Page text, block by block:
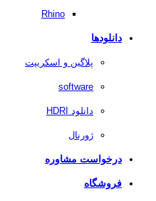
Rhino
دانلودها
پلاگین و اسکریپت
software
دانلود HDRI
ژورنال
درخواست مشاوره
فروشگاه